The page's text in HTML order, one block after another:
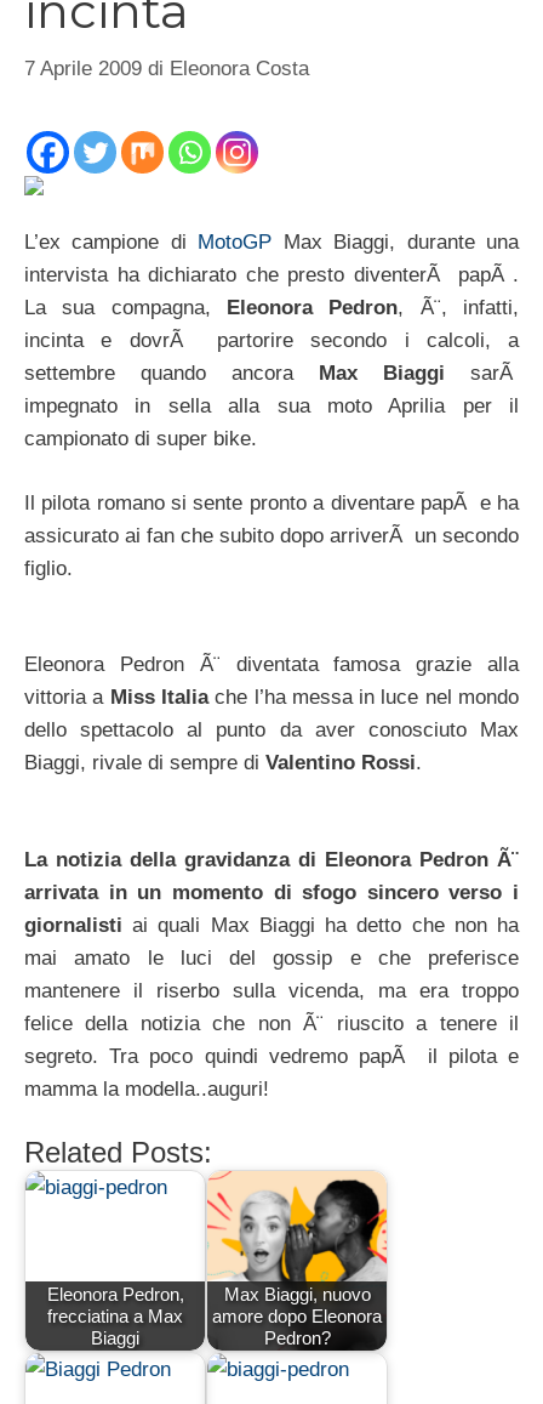
7 Aprile 2009 di Eleonora Costa
L’ex campione di MotoGP Max Biaggi, durante una
intervista ha dichiarato che presto diventerÃ papÃ .
La sua compagna,
Eleonora Pedron, Ã¨, infatti,
incinta e dovrÃ partorire secondo i calcoli, a
settembre quando ancora
Max Biaggi sarÃ
impegnato in sella alla sua moto Aprilia per il
campionato di super bike.
Il pilota romano si sente pronto a diventare papÃ e ha
assicurato ai fan che subito dopo arriverÃ un secondo
figlio.
Eleonora Pedron Ã¨ diventata famosa grazie alla
vittoria a Miss Italiache l’ha messa in luce nel mondo
dello spettacolo al punto da aver conosciuto Max
Biaggi, rivale di sempre di Valentino Rossi.
La notizia della gravidanza di Eleonora Pedron Ã¨
arrivata in un momento di sfogo sincero verso i
giornalisti ai quali Max Biaggi ha detto che non ha
mai amato le luci del gossip e che preferisce
mantenere il riserbo sulla vicenda, ma era troppo
felice della notizia che non Ã¨ riuscito a tenere il
segreto. Tra poco quindi vedremo papÃ il pilota e
mamma la modella..auguri!
Related Posts:
Eleonora Pedron,
frecciatina a Max
Biaggi
Max Biaggi, nuovo
amore dopo Eleonora
Pedron?